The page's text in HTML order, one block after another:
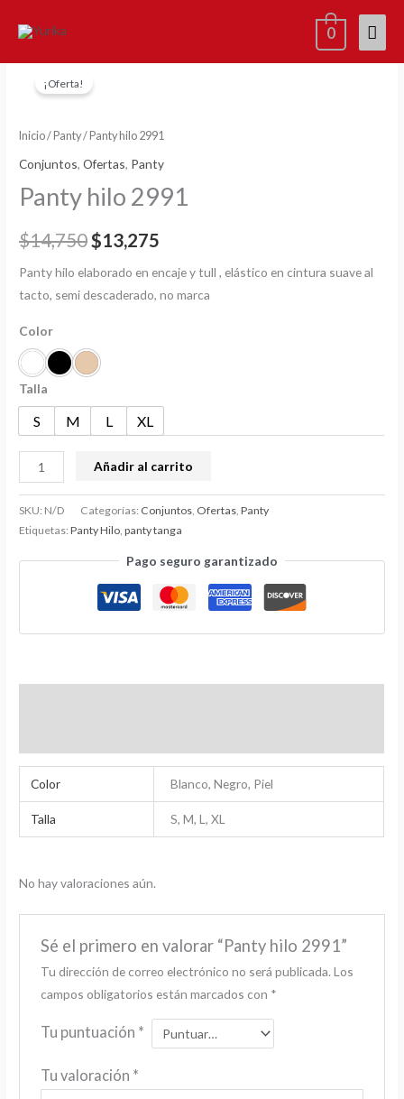
0
¡Oferta!
Inicio/ Panty/ Panty hilo 2991
Conjuntos,Ofertas, Panty
Panty hilo 2991
$14,750
original
era:
$14,750.
$13,275
actual
es:
$13,275.
Panty hilo elaborado en encaje y tull , elástico en cintura suave al
tacto, semi descaderado, no marca
Color
Talla
S M L XL
Panty
hilo
cantidad
Añadir al carrito
SKU: N/D Categorías: Conjuntos, Ofertas,Panty
Etiquetas:Panty Hilo,panty tanga
Pago seguro garantizado
Color Blanco, Negro, Piel
Talla S, M, L, XL
No hay valoraciones aún.
Sé el primero en valorar “Panty hilo 2991”
Tu dirección de correo electrónico no será publicada. Los
campos obligatorios están marcados con *
Tu puntuación *
Tu valoración *